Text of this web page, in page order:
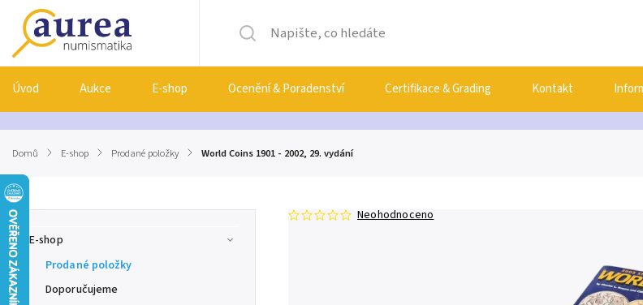
Úvod Aukce E-shop Ocenění & Poradenství Certifikace & Grading Kontakt
Domů / E-shop / Prodané položky / World Coins 1901 - 2002, 29. vydání
E-shop
Prodané položky
Doporučujeme
Neohodnoceno